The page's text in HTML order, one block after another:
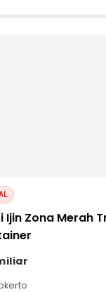
Ijin Zona Merah